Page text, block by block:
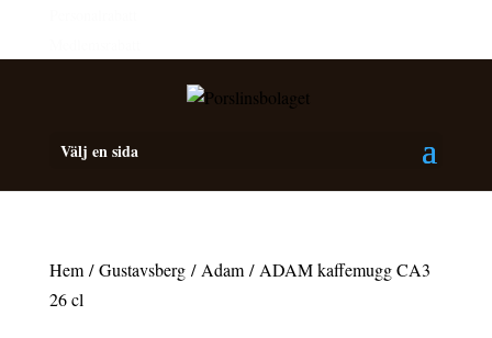
Välj en sida
Hem/Gustavsberg/ Adam/ ADAM kaffemugg CA3
26 cl